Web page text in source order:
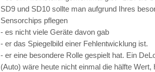
SD9 und SD10 sollte man aufgrund Ihres
Sensorchips pflegen
- es nicht viele Geräte davon gab
- er das Spiegelbild einer Fehlentwicklung ist.
- er eine besondere Rolle gespielt hat. Ein
(Auto) wäre heute nicht einmal die hälfte Wert,